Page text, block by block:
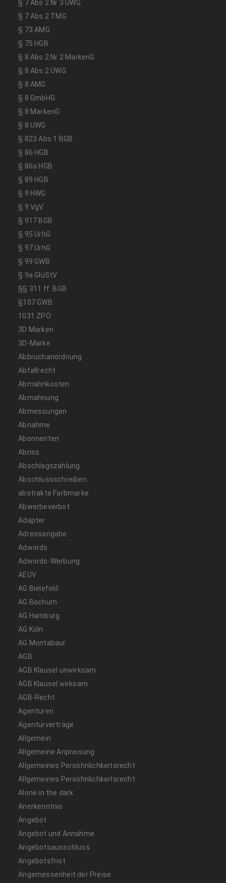
§ 7 Abs 2 Nr 3 UWG
§ 7 Abs 2 TMG
§ 73 AMG
§ 75 HGB
§ 8 Abs 2 Nr 2 MarkenG
§ 8 Abs 2 UWG
§ 8 AMG
§ 8 GmbHG
§ 8 MarkenG
§ 8 UWG
§ 823 Abs 1 BGB
§ 86 HGB
§ 86a HGB
§ 89 HGB
§ 9 HWG
§ 9 VgV
§ 917 BGB
§ 95 UrhG
§ 97 UrhG
§ 99 GWB
§ 9a GlüStV
§§ 311 ff. BGB
§107 GWB
1031 ZPO
3D Marken
3D-Marke
Abbruchanordnung
Abfallrecht
Abmahnkosten
Abmahnung
Abmessungen
Abnahme
Abonnenten
Abriss
Abschlagszahlung
Abschlussschreiben
abstrakte Farbmarke
Abwerbeverbot
Adapter
Adressangabe
Adwords
Adwords-Werbung
AEUV
AG Bielefeld
AG Bochum
AG Hamburg
AG Köln
AG Montabaur
AGB
AGB Klausel unwirksam
AGB Klausel wirksam
AGB-Recht
Agenturen
Agenturverträge
Allgemein
Allgemeine Anpreisung
Allgemeines Persöhnlichkeitsrecht
Allgemeines Persöhnlichkeitsrecht
Alone in the dark
Anerkenntnis
Angebot
Angebot und Annahme
Angebotsausschluss
Angebotsfrist
Angemessenheit der Preise